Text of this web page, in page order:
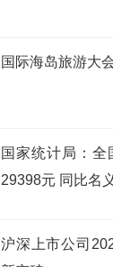
国际海岛旅游大
国家统计局：全
29398元 同比名
沪深上市公司